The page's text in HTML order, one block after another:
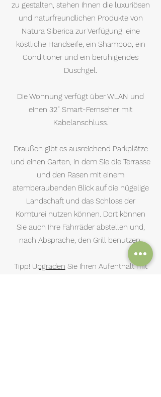
zu gestalten, stehen Ihnen die luxuriösen
und naturfreundlichen Produkte von
Natura Siberica zur Verfügung: eine
köstliche Handseife, ein Shampoo, ein
Conditioner und ein beruhigendes
Duschgel.
Die Wohnung verfügt über WLAN und
einen 32” Smart-Fernseher mit
Kabelanschluss.
Draußen gibt es ausreichend Parkplätze
und einen Garten, in dem Sie die Terrasse
und den Rasen mit einem
atemberaubenden Blick auf die hügelige
Landschaft und das Schloss der
Komturei nutzen können. Dort können
Sie auch Ihre Fahrräder abstellen und,
nach Absprache, den Grill benutzen.
Tipp! Upgraden Sie Ihren Aufenthalt mit